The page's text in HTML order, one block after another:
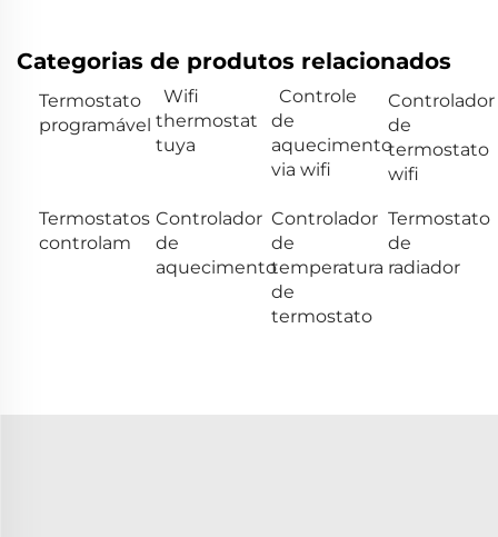
Categorias de produtos relacionados
Termostato
programável
Wifi
thermostat
tuya
Controle
de
aquecimento
via wifi
Controlador
de
termostato
wifi
Termostatos
controlam
Controlador
de
aquecimento
Controlador
de
temperatura
de
termostato
Termostato
de
radiador